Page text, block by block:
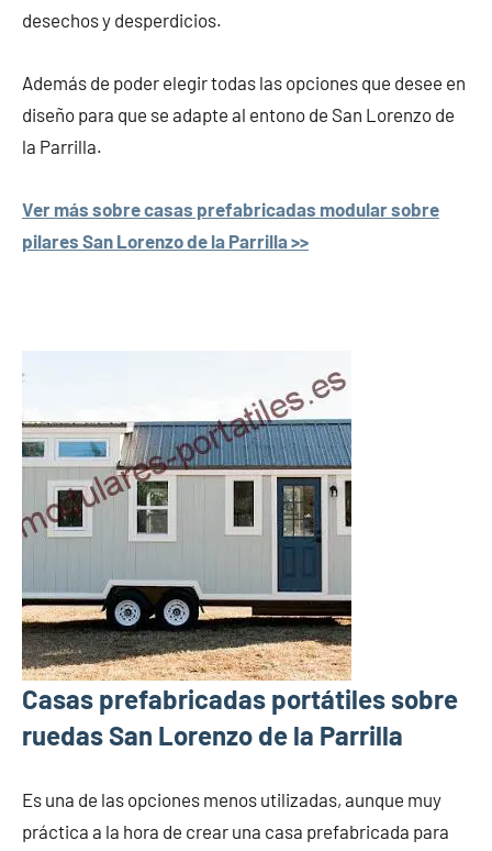
desechos y desperdicios.
Además de poder elegir todas las opciones que desee en
diseño para que se adapte al entono de San Lorenzo de
la Parrilla.
Ver más sobre casas prefabricadas modular sobre
pilares San Lorenzo de la Parrilla >>
Casas prefabricadas portátiles sobre
ruedas San Lorenzo de la Parrilla
Es una de las opciones menos utilizadas, aunque muy
práctica a la hora de crear una casa prefabricada para